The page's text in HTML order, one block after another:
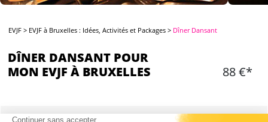
EVJF > EVJF à Bruxelles : Idées, Activités et Packages > Dîner Dansant
DÎNER DANSANT POUR
MON EVJF À BRUXELLES
88 €*